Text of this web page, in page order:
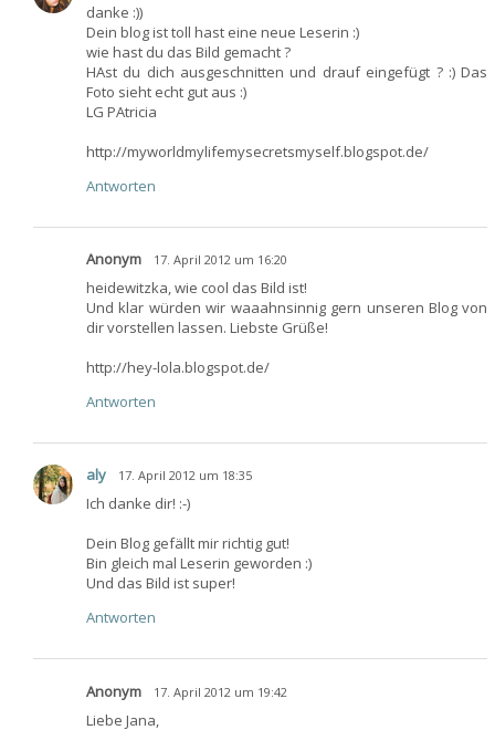
danke :))
Dein blog ist toll hast eine neue Leserin :)
wie hast du das Bild gemacht ?
HAst du dich ausgeschnitten und drauf eingefügt ? :) Das
Foto sieht echt gut aus :)
LG PAtricia
http://myworldmylifemysecretsmyself.blogspot.de/
Antworten
Anonym 17. April 2012 um 16:20
heidewitzka, wie cool das Bild ist!
Und klar würden wir waaahnsinnig gern unseren Blog von
dir vorstellen lassen. Liebste Grüße!
http://hey-lola.blogspot.de/
Antworten
aly 17. April 2012 um 18:35
Ich danke dir! :-)
Dein Blog gefällt mir richtig gut!
Bin gleich mal Leserin geworden :)
Und das Bild ist super!
Antworten
Anonym 17. April 2012 um 19:42
Liebe Jana,